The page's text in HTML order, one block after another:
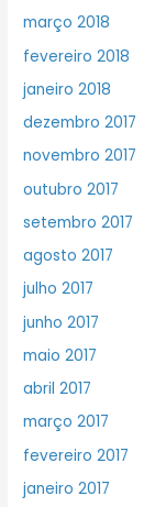
março 2018
fevereiro 2018
janeiro 2018
dezembro 2017
novembro 2017
outubro 2017
setembro 2017
agosto 2017
julho 2017
junho 2017
maio 2017
abril 2017
março 2017
fevereiro 2017
janeiro 2017